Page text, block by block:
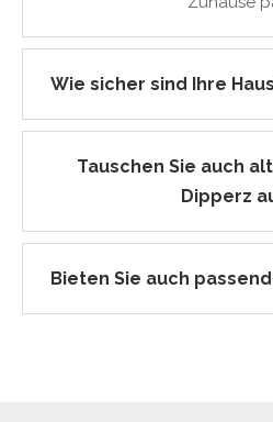
Wie sicher sind Ihre
Tauschen Sie auch
Dipperz
Bieten Sie auch